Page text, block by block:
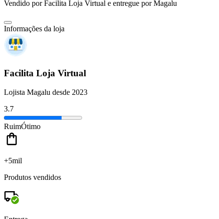
Vendido porFacilita Loja Virtual e entregue por Magalu
Informações da loja
Facilita Loja Virtual
Lojista Magalu desde 2023
3.7
RuimÓtimo
+5mil
Produtos vendidos